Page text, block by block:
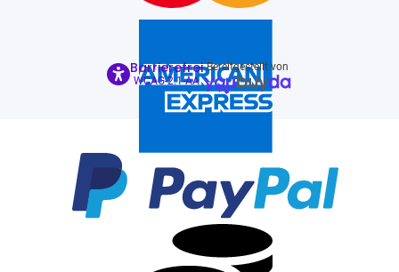
Barrierefrei
WCAG-2.1-AA
Bereitgestellt von